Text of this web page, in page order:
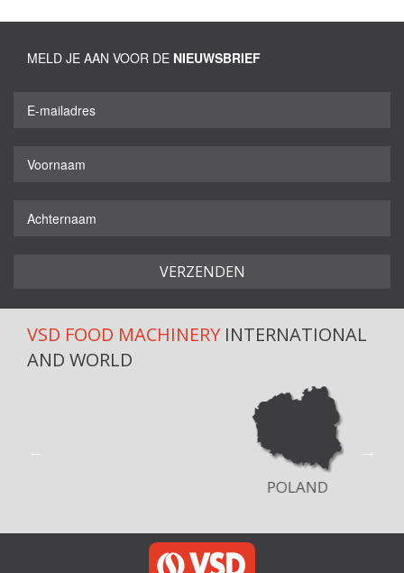
MELD JE AAN VOOR DE NIEUWSBRIEF
VSD FOOD MACHINERY INTERNATIONAL
AND WORLD